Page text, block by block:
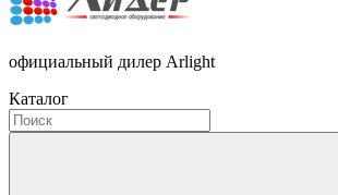
официальный дилер Arlight
Каталог